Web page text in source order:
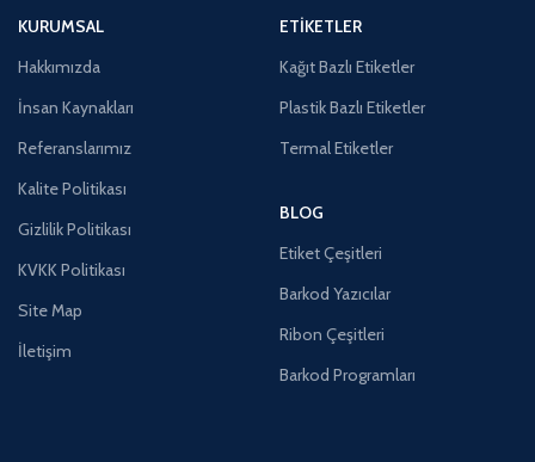
KURUMSAL
Hakkımızda
İnsan Kaynakları
Referanslarımız
Kalite Politikası
Gizlilik Politikası
KVKK Politikası
Site Map
İletişim
ETIKETLER
Kağıt Bazlı Etiketler
Plastik Bazlı Etiketler
Termal Etiketler
BLOG
Etiket Çeşitleri
Barkod Yazıcılar
Ribon Çeşitleri
Barkod Programları